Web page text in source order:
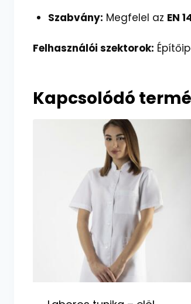
Szabvány: Megfelel az EN
Felhasználói szektorok:
Kapcsolódó